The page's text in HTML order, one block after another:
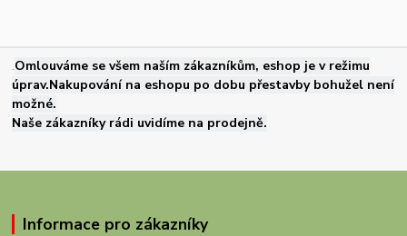
.Omlouváme se všem naším zákazníkům, eshop je v režimu
úprav.Nakupování na eshopu po dobu přestavby bohužel není
možné.
Naše zákazníky rádi uvidíme na prodejně.
Informace pro zákazníky